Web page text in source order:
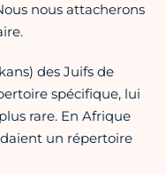
nous attacherons
des Juifs de
spécifique, lui
rare. En Afrique
un répertoire